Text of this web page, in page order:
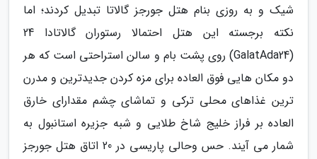
شیک و به روزی بنام هتل جورجز گالاتا تبدیل کردند؛ اما
نکته برجسته این هتل احتمالا رستوران گالاتادا 24
(GalatAda24) روی پشت بام و سالن استراحتی است که هر
دو مکان هایی فوق العاده برای مزه کردن جدیدترین و مدرن
ترین غذاهای محلی ترکی و تماشای چشم مقدارای خارق
العاده بر فراز خلیج شاخ طلایی و شبه جزیره استانبول به
شمار می آیند. حس وحالی پاریسی در 20 اتاق هتل جورجز